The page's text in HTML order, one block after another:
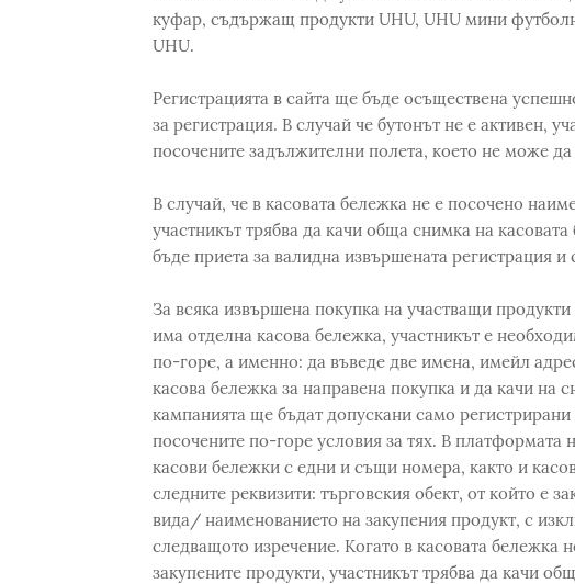
куфар, съдържащ продукти UHU, UHU мини
UHU.
Регистрацията в сайта ще бъде осъществена
за регистрация. В случай че бутонът не е активен,
посочените задължителни полета, което не може
В случай, че в касовата бележка не е посочено
участникът трябва да качи обща снимка на
бъде приета за валидна извършената регистрация и
За всяка извършена покупка на участващи
има отделна касова бележка, участникът е
по-горе, а именно: да въведе две имена, имейл
касова бележка за направена покупка и да качи на
кампанията ще бъдат допускани само
посочените по-горе условия за тях. В платформата
касови бележки с едни и същи номера, както и
следните реквизити: търговския обект, от който е
вида/ наименованието на закупения продукт, с
следващото изречение. Когато в касовата бележка
закупените продукти, участникът трябва да качи